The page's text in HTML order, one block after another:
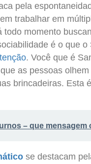
pela
trabalhar em
momento
é o que
. Você que é
as pessoas
brincadeiras. Esta
– que mensagem
se destacam